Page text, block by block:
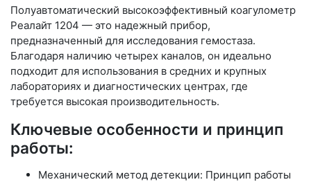
Полуавтоматический высокоэффективный коагулометр
Реалайт 1204 — это надежный прибор,
предназначенный для исследования гемостаза.
Благодаря наличию четырех каналов, он идеально
подходит для использования в средних и крупных
лабораториях и диагностических центрах, где
требуется высокая производительность.
Ключевые особенности и принцип
работы:
Механический метод детекции: Принцип работы